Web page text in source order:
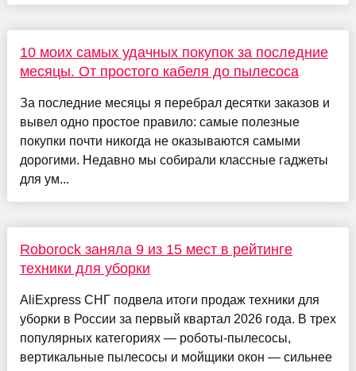
10 моих самых удачных покупок за последние
месяцы. От простого кабеля до пылесоса
За последние месяцы я перебрал десятки заказов и
вывел одно простое правило: самые полезные
покупки почти никогда не оказываются самыми
дорогими. Недавно мы собирали классные гаджеты
для ум...
Roborock заняла 9 из 15 мест в рейтинге
техники для уборки
AliExpress СНГ подвела итоги продаж техники для
уборки в России за первый квартал 2026 года. В трех
популярных категориях — роботы-пылесосы,
вертикальные пылесосы и мойщики окон — сильнее